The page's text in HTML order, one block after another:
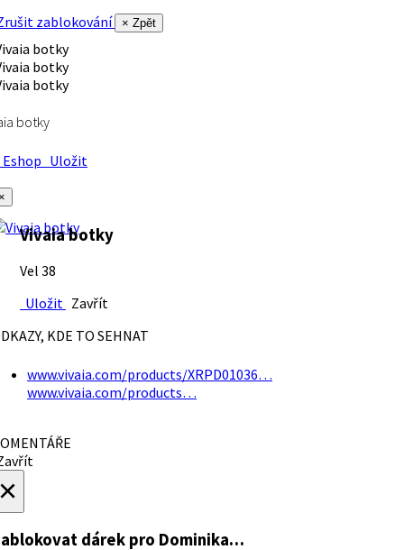
zablokování
× Zpět
botky
Uložit
Vivaia botky
Vel 38
Uložit Zavřít
KDE TO SEHNAT
www.vivaia.com/products/XRPD01036…
www.vivaia.com/products…
dárek pro Dominika…